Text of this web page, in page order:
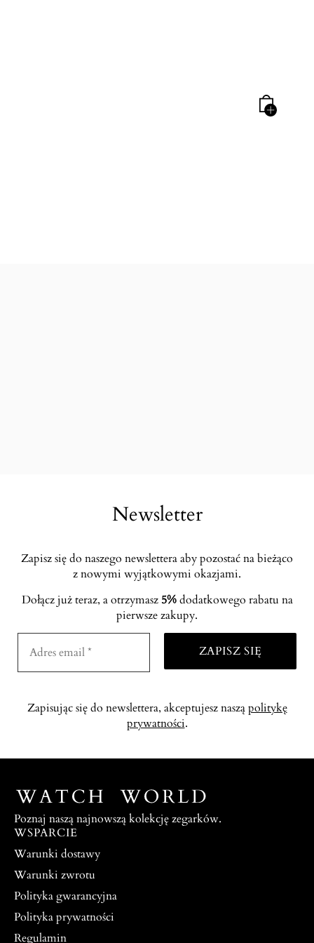
Newsletter
Zapisz się do naszego newslettera aby pozostać na bieżąco
z nowymi wyjątkowymi okazjami.
Dołącz już teraz, a otrzymasz 5%dodatkowego rabatu na
pierwsze zakupy.
Zapisując się do newslettera, akceptujesz nasząpolitykę
prywatności.
Poznaj naszą najnowszą kolekcję zegarków.
WSPARCIE
Warunki dostawy
Warunki zwrotu
Polityka gwarancyjna
Polityka prywatności
Regulamin